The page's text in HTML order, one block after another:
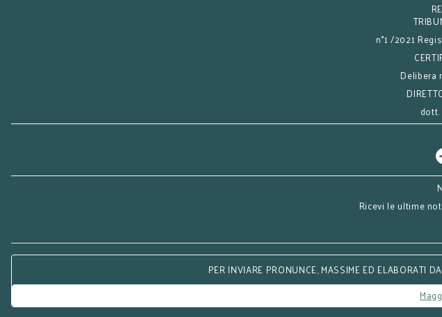
n°1 /2021
Delibera
Ricevi le ultime
PER INVIARE PRONUNCE, MASSIME ED ELABORATI